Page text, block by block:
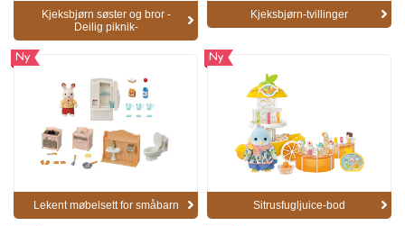
Kjeksbjørn søster og bror -
Deilig piknik-
Kjeksbjørn-tvillinger
Ny
Lekent møbelsett for småbarn
Ny
Sitrusfugljuice-bod